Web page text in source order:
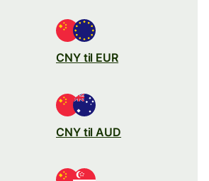
CNY til EUR
CNY til AUD